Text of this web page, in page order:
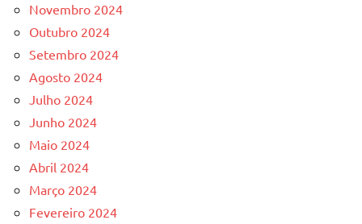
Novembro 2024
Outubro 2024
Setembro 2024
Agosto 2024
Julho 2024
Junho 2024
Maio 2024
Abril 2024
Março 2024
Fevereiro 2024